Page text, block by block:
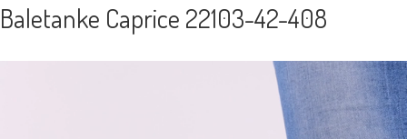
Baletanke Caprice 22103-42-408